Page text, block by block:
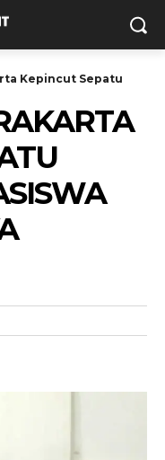
Kepincut Sepatu